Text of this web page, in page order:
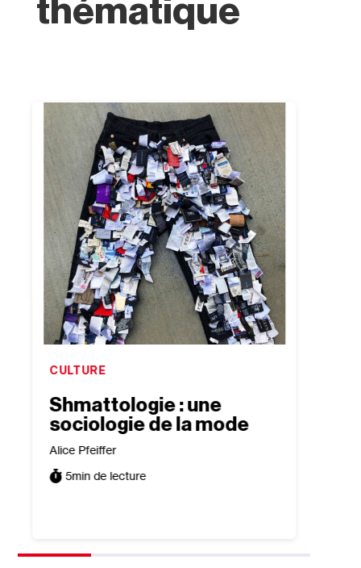
thématique
CULTURE
Shmattologie : une
sociologie de la mode
Alice Pfeiffer
5min de lecture